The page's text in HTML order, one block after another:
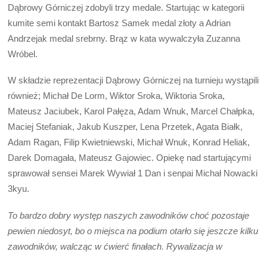
Dąbrowy Górniczej zdobyli trzy medale. Startując w kategorii
kumite semi kontakt Bartosz Samek medal złoty a Adrian
Andrzejak medal srebrny. Brąz w kata wywalczyła Zuzanna
Wróbel.
W składzie reprezentacji Dąbrowy Górniczej na turnieju wystąpili
również; Michał De Lorm, Wiktor Sroka, Wiktoria Sroka,
Mateusz Jaciubek, Karol Pałęza, Adam Wnuk, Marcel Chałpka,
Maciej Stefaniak, Jakub Kuszper, Lena Przetek, Agata Białk,
Adam Ragan, Filip Kwietniewski, Michał Wnuk, Konrad Heliak,
Darek Domagała, Mateusz Gajowiec. Opiekę nad startującymi
sprawował sensei Marek Wywiał 1 Dan i senpai Michał Nowacki
3kyu.
To bardzo dobry występ naszych zawodników choć pozostaje
pewien niedosyt, bo o miejsca na podium otarło się jeszcze kilku
zawodników, walcząc w ćwierć finałach. Rywalizacja w